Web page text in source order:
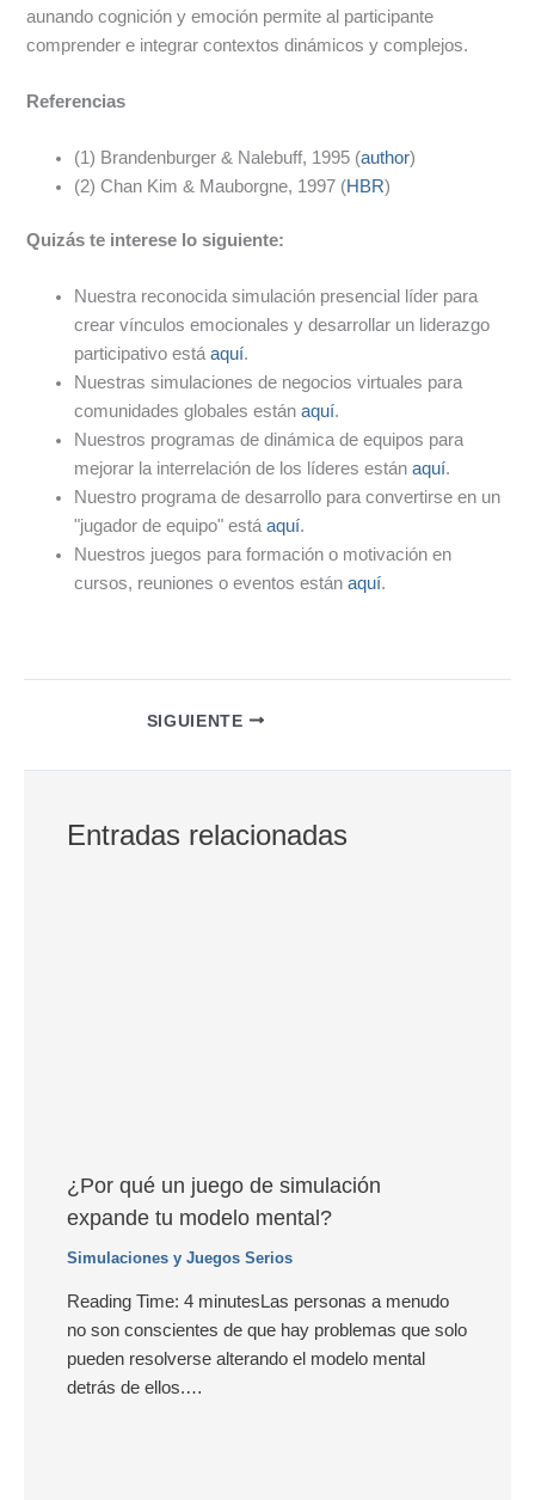
aunando cognición y emoción permite al participante
comprender e integrar contextos dinámicos y complejos.
Referencias
(1) Brandenburger & Nalebuff, 1995 (author)
(2) Chan Kim & Mauborgne, 1997 (HBR)
Quizás te interese lo siguiente:
Nuestra reconocida simulación presencial líder para
crear vínculos emocionales y desarrollar un liderazgo
participativo está aquí.
Nuestras simulaciones de negocios virtuales para
comunidades globales están aquí.
Nuestros programas de dinámica de equipos para
mejorar la interrelación de los líderes están aquí.
Nuestro programa de desarrollo para convertirse en un
"jugador de equipo" está aquí.
Nuestros juegos para formación o motivación en
cursos, reuniones o eventos están aquí.
SIGUIENTE
Entradas relacionadas
¿Por qué un juego de simulación
expande tu modelo mental?
Simulaciones y Juegos Serios
Reading Time: 4 minutesLas personas a menudo
no son conscientes de que hay problemas que solo
pueden resolverse alterando el modelo mental
detrás de ellos.…